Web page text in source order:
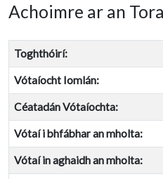
Achoimre ar an
Toghthóirí:
Vótaíocht Iomlán:
Céatadán Vótaíochta:
Vótaí i bhfábhar an mholta:
Vótaí in aghaidh an mholta: